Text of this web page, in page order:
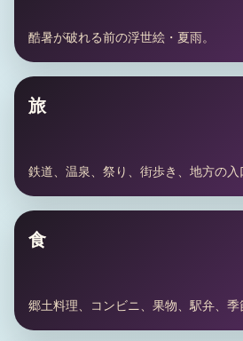
酷暑が破れる前の浮世絵・夏雨。
旅
鉄道、温泉、祭り、街歩き、地方の入
食
郷土料理、コンビニ、果物、駅弁、季